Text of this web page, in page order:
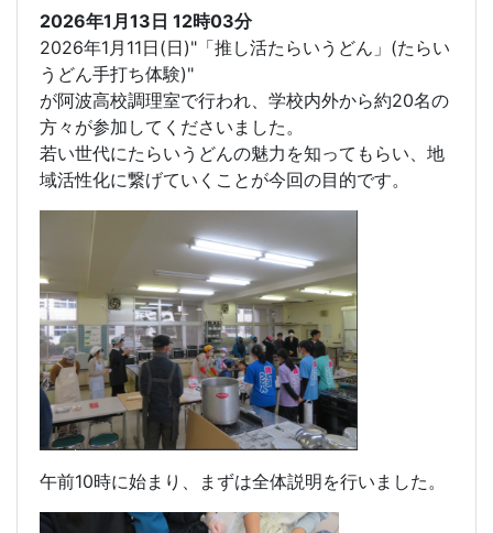
2026年1月13日 12時03分
2026年1月11日(日)"「推し活たらいうどん」(たらい
うどん手打ち体験)"
が阿波高校調理室で行われ、学校内外から約20名の
方々が参加してくださいました。
若い世代にたらいうどんの魅力を知ってもらい、地
域活性化に繋げていくことが今回の目的です。
午前10時に始まり、まずは全体説明を行いました。